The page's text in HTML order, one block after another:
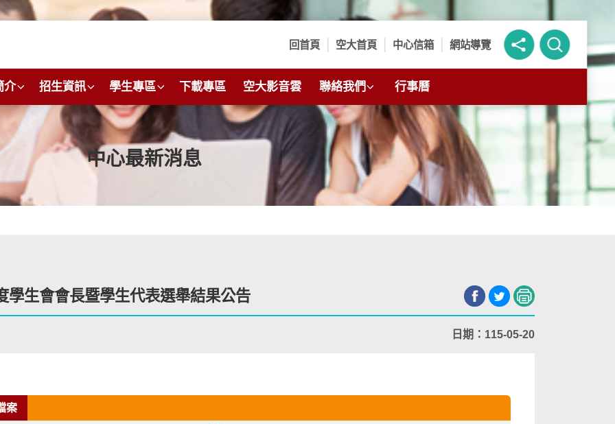
回首頁
空大首頁 中心信箱 網站導覽
介 招生資訊 學生專區 下載專區 空大影音雲 聯絡我們 行事曆
中心最新消息
學生會會長暨學生代表選舉結果公告
日期：115-05-20
案